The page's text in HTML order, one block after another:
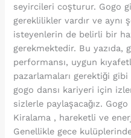
seyircileri coşturur. Gogo
gereklilikler vardır ve aynı
isteyenlerin de belirli bir
gerekmektedir. Bu yazıda,
performansı, uygun
pazarlamaları gerektiği
gogo dansı kariyeri için
sizlerle paylaşacağız.
Kiralama , hareketli ve
Genellikle gece